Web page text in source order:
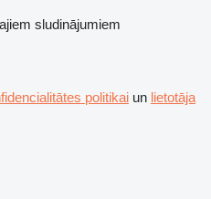
sludinājumiem
politikai un lietotāja